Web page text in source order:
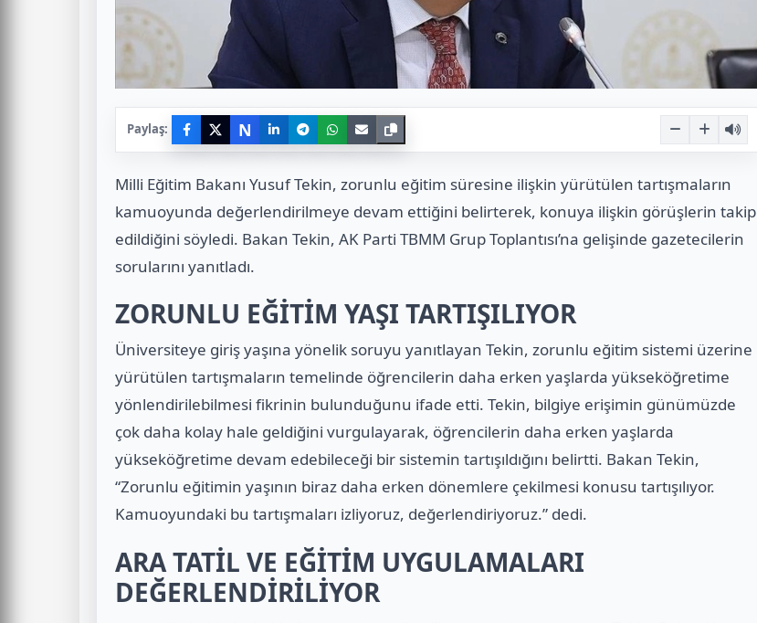
Paylaş: N
Milli Eğitim Bakanı Yusuf Tekin, zorunlu eğitim süresine ilişkin yürütülen tartışmaların
kamuoyunda değerlendirilmeye devam ettiğini belirterek, konuya ilişkin görüşlerin takip
edildiğini söyledi. Bakan Tekin, AK Parti TBMM Grup Toplantısı’na gelişinde gazetecilerin
sorularını yanıtladı.
ZORUNLU EĞİTİM YAŞI TARTIŞILIYOR
Üniversiteye giriş yaşına yönelik soruyu yanıtlayan Tekin, zorunlu eğitim sistemi üzerine
yürütülen tartışmaların temelinde öğrencilerin daha erken yaşlarda yükseköğretime
yönlendirilebilmesi fikrinin bulunduğunu ifade etti. Tekin, bilgiye erişimin günümüzde
çok daha kolay hale geldiğini vurgulayarak, öğrencilerin daha erken yaşlarda
yükseköğretime devam edebileceği bir sistemin tartışıldığını belirtti. Bakan Tekin,
“Zorunlu eğitimin yaşının biraz daha erken dönemlere çekilmesi konusu tartışılıyor.
Kamuoyundaki bu tartışmaları izliyoruz, değerlendiriyoruz.” dedi.
ARA TATİL VE EĞİTİM UYGULAMALARI
DEĞERLENDİRİLİYOR